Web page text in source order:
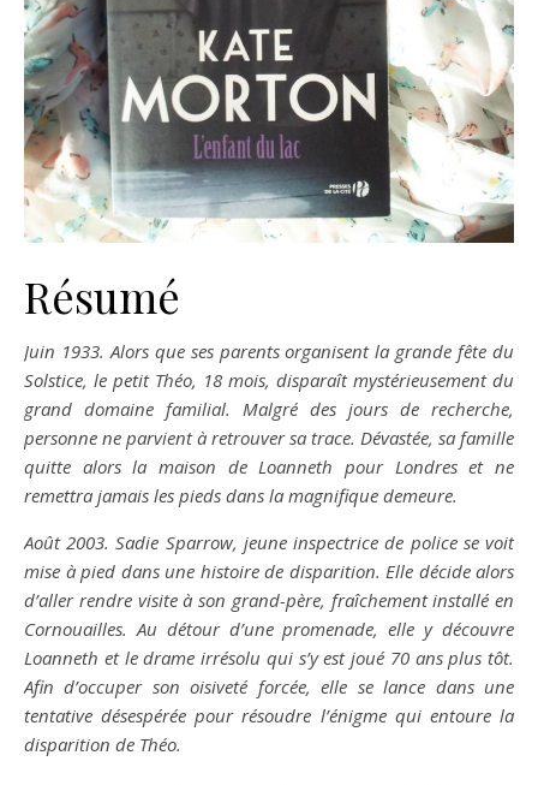
Résumé
Juin 1933. Alors que ses parents organisent la grande fête du
Solstice, le petit Théo, 18 mois, disparaît mystérieusement du
grand domaine familial. Malgré des jours de recherche,
personne ne parvient à retrouver sa trace. Dévastée, sa famille
quitte alors la maison de Loanneth pour Londres et ne
remettra jamais les pieds dans la magnifique demeure.
Août 2003. Sadie Sparrow, jeune inspectrice de police se voit
mise à pied dans une histoire de disparition. Elle décide alors
d’aller rendre visite à son grand-père, fraîchement installé en
Cornouailles. Au détour d’une promenade, elle y découvre
Loanneth et le drame irrésolu qui s’y est joué 70 ans plus tôt.
Afin d’occuper son oisiveté forcée, elle se lance dans une
tentative désespérée pour résoudre l’énigme qui entoure la
disparition de Théo.